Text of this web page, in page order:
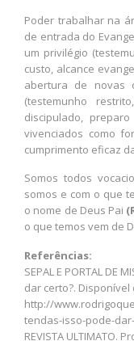
Poder trabalhar na
de entrada do
um privilégio
custo, alcance
abertura de novas
(testemunho
discipulado,
vivenciados como
cumprimento eficaz
Somos todos
somos e com o que
o nome de Deus Pai
o que temos vem de
Referências:
SEPAL E PORTAL DE
dar certo?. Disponível
http://
tendas-isso-pode-
REVISTA ULTIMATO.